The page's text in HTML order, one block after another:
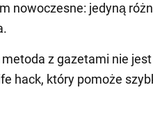
nowoczesne: jedyną
metoda z gazetami nie
hack, który pomoże